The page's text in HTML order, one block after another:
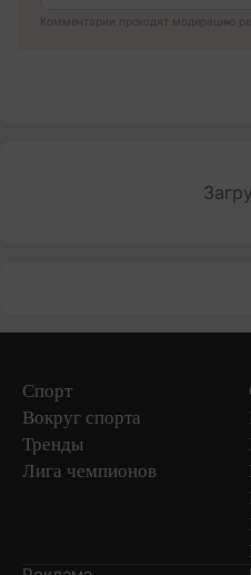
Комментарии проходят модерацию
Спорт
Вокруг спорта
Тренды
Лига чемпионов